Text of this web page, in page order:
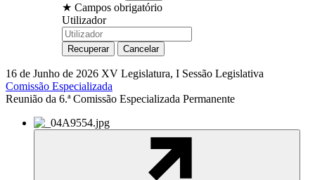
★ Campos obrigatório
Utilizador
16 de Junho de 2026 XV Legislatura, I Sessão Legislativa
Comissão Especializada
Reunião da 6.ª Comissão Especializada Permanente